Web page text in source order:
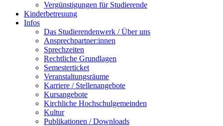
Vergünstigungen für Studierende
Kinderbetreuung
Infos
Das Studierendenwerk / Über uns
Ansprechpartner:innen
Sprechzeiten
Rechtliche Grundlagen
Semesterticket
Veranstaltungsräume
Karriere / Stellenangebote
Kursangebote
Kirchliche Hochschulgemeinden
Kultur
Publikationen / Downloads